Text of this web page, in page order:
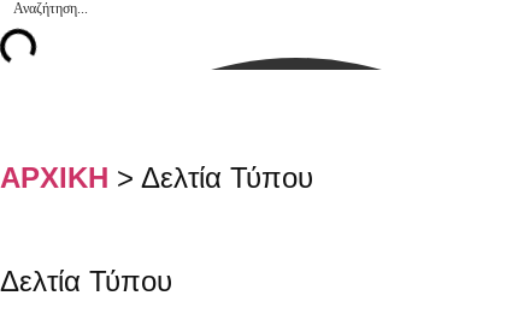
ΑΡΧΙΚΗ > Δελτία Τύπου
Δελτία Τύπου